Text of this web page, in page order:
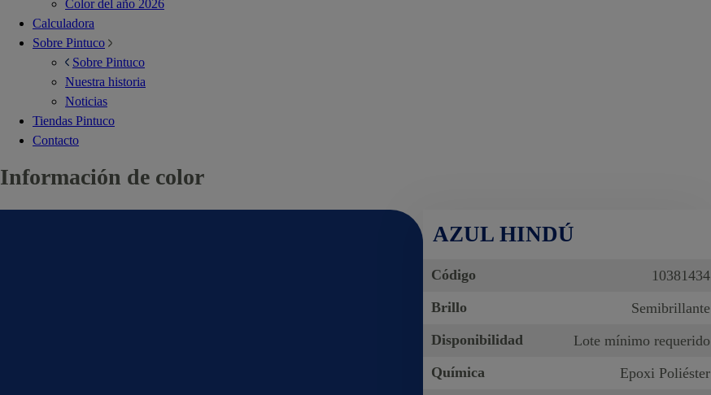
Color del año 2026
Calculadora
Sobre Pintuco
Sobre Pintuco
Nuestra historia
Noticias
Tiendas Pintuco
Contacto
Información de color
AZUL HINDÚ
Código
10381434
Brillo
Semibrillante
Disponibilidad
Lote mínimo requerido
Química
Epoxi Poliéster